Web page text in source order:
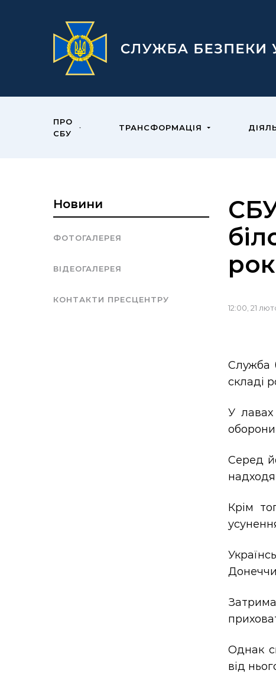
ПРО
СБУ
ТРАНСФОРМАЦІЯ
Новини
ФОТОГАЛЕРЕЯ
ВІДЕОГАЛЕРЕЯ
КОНТАКТИ ПРЕСЦЕНТРУ
12:00, 21
Служба
складі
У лавах
Серед
Крім
Однак
від